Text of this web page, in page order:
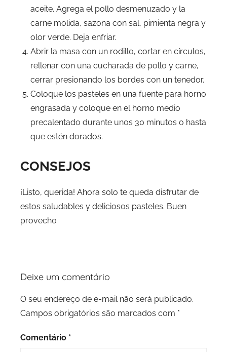
aceite. Agrega el pollo desmenuzado y la
carne molida, sazona con sal, pimienta negra y
olor verde. Deja enfriar.
Abrir la masa con un rodillo, cortar en círculos,
rellenar con una cucharada de pollo y carne,
cerrar presionando los bordes con un tenedor.
Coloque los pasteles en una fuente para horno
engrasada y coloque en el horno medio
precalentado durante unos 30 minutos o hasta
que estén dorados.
CONSEJOS
¡Listo, querida! Ahora solo te queda disfrutar de
estos saludables y deliciosos pasteles. Buen
provecho
Deixe um comentário
O seu endereço de e-mail não será publicado.
Campos obrigatórios são marcados com *
Comentário *